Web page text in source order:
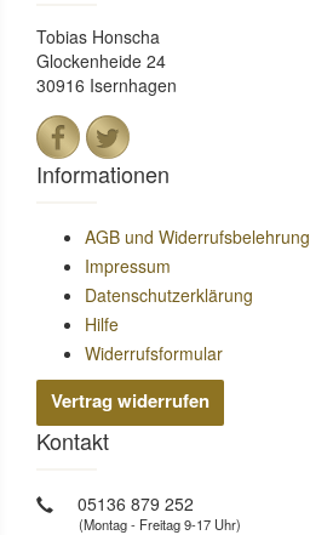
Tobias Honscha
Glockenheide 24
30916 Isernhagen
Informationen
AGB und Widerrufsbelehrung
Impressum
Datenschutzerklärung
Hilfe
Widerrufsformular
Vertrag widerrufen
Kontakt
05136 879 252
(Montag - Freitag 9-17 Uhr)